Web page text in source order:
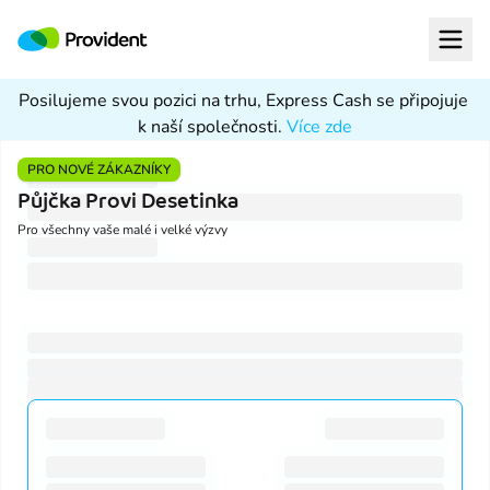
Provident Financial s. r. o. Open
Půjčka Provident
Půjčka Provi Desetinka
Provi Pojištění
Garance celkové ceny
Posilujeme svou pozici na trhu, Express Cash se připojuje
k naší společnosti. Více zde
PRO NOVÉ ZÁKAZNÍKY
Půjčka Provi Desetinka
Pro všechny vaše malé i velké výzvy